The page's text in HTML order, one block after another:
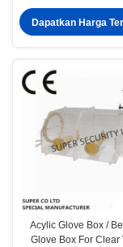
Dapatkan Harga
Acylic Glove Box /
Glove Box For Clear Viewing